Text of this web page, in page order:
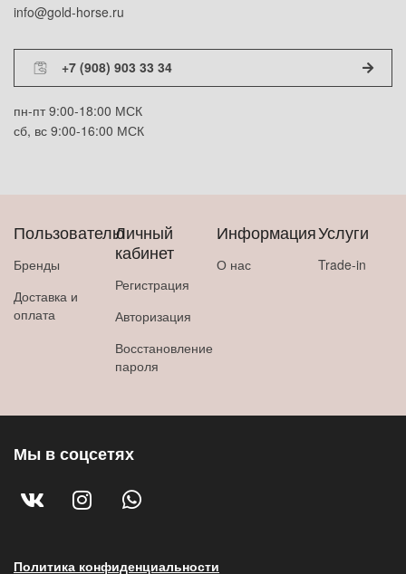
info@gold-horse.ru
+7 (908) 903 33 34
пн-пт 9:00-18:00 МСК
сб, вс 9:00-16:00 МСК
Пользователю
Бренды
Доставка и
оплата
Личный
кабинет
Регистрация
Авторизация
Восстановление
пароля
Информация
О нас
Услуги
Trade-in
Мы в соцсетях
Политика конфиденциальности